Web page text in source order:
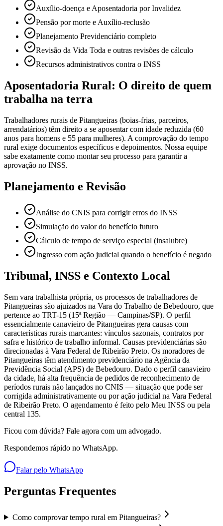
Auxílio-doença e Aposentadoria por Invalidez
Pensão por morte e Auxílio-reclusão
Planejamento Previdenciário completo
Revisão da Vida Toda e outras revisões de cálculo
Recursos administrativos contra o INSS
Aposentadoria Rural: O direito de quem
trabalha na terra
Trabalhadores rurais de Pitangueiras (boias-frias, parceiros,
arrendatários) têm direito a se aposentar com idade reduzida (60
anos para homens e 55 para mulheres). A comprovação do tempo
rural exige documentos específicos e depoimentos. Nossa equipe
sabe exatamente como montar seu processo para garantir a
aprovação no INSS.
Planejamento e Revisão
Análise do CNIS para corrigir erros do INSS
Simulação do valor do benefício futuro
Cálculo de tempo de serviço especial (insalubre)
Ingresso com ação judicial quando o benefício é negado
Tribunal, INSS e Contexto Local
Sem vara trabalhista própria, os processos de trabalhadores de
Pitangueiras são ajuizados na Vara do Trabalho de Bebedouro, que
pertence ao TRT-15 (15ª Região — Campinas/SP). O perfil
essencialmente canavieiro de Pitangueiras gera causas com
características rurais marcantes: vínculos sazonais, contratos por
safra e histórico de trabalho informal. Causas previdenciárias são
direcionadas à Vara Federal de Ribeirão Preto. Os moradores de
Pitangueiras têm atendimento previdenciário na Agência da
Previdência Social (APS) de Bebedouro. Dado o perfil canavieiro
da cidade, há alta frequência de pedidos de reconhecimento de
períodos rurais não lançados no CNIS — situação que pode ser
corrigida administrativamente ou por ação judicial na Vara Federal
de Ribeirão Preto. O agendamento é feito pelo Meu INSS ou pela
central 135.
Ficou com dúvida? Fale agora com um advogado.
Respondemos rápido no WhatsApp.
Falar pelo WhatsApp
Perguntas Frequentes
Como comprovar tempo rural em Pitangueiras?